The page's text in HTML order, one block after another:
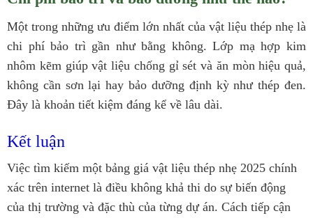
Một trong những ưu điểm lớn nhất của vật liệu thép nhẹ là
chi phí bảo trì gần như bằng không. Lớp mạ hợp kim
nhôm kẽm giúp vật liệu chống gỉ sét và ăn mòn hiệu quả,
không cần sơn lại hay bảo dưỡng định kỳ như thép đen.
Đây là khoản tiết kiệm đáng kể về lâu dài.
Kết luận
Việc tìm kiếm một bảng giá vật liệu thép nhẹ 2025 chính
xác trên internet là điều không khả thi do sự biến động
của thị trường và đặc thù của từng dự án. Cách tiếp cận